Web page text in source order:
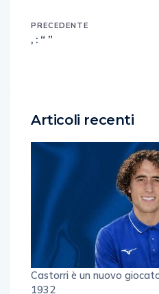
PRECEDENTE
, : “ ”
Articoli recenti
Castorri è un nuovo
1932